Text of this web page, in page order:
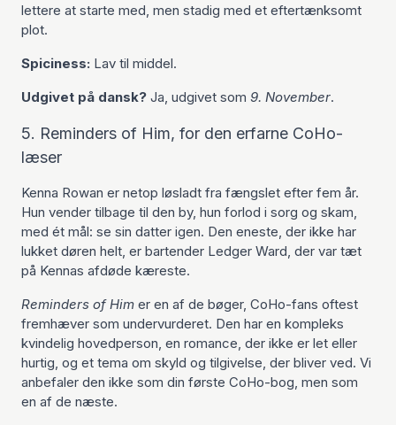
lettere at starte med, men stadig med et eftertænksomt
plot.
Spiciness: Lav til middel.
Udgivet på dansk? Ja, udgivet som 9. November.
5. Reminders of Him, for den erfarne CoHo-
læser
Kenna Rowan er netop løsladt fra fængslet efter fem år.
Hun vender tilbage til den by, hun forlod i sorg og skam,
med ét mål: se sin datter igen. Den eneste, der ikke har
lukket døren helt, er bartender Ledger Ward, der var tæt
på Kennas afdøde kæreste.
Reminders of Him er en af de bøger, CoHo-fans oftest
fremhæver som undervurderet. Den har en kompleks
kvindelig hovedperson, en romance, der ikke er let eller
hurtig, og et tema om skyld og tilgivelse, der bliver ved. Vi
anbefaler den ikke som din første CoHo-bog, men som
en af de næste.